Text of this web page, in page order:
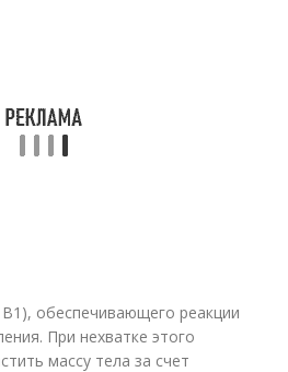
обеспечивающего реакции
При нехватке этого
массу тела за счет